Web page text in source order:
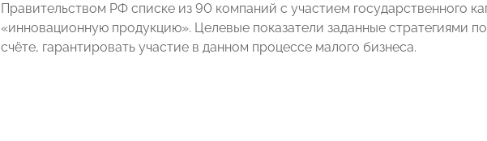
Правительством РФ списке из 90 компаний с участием государственного
«инновационную продукцию». Целевые показатели заданные стратегиями
счёте, гарантировать участие в данном процессе малого бизнеса.